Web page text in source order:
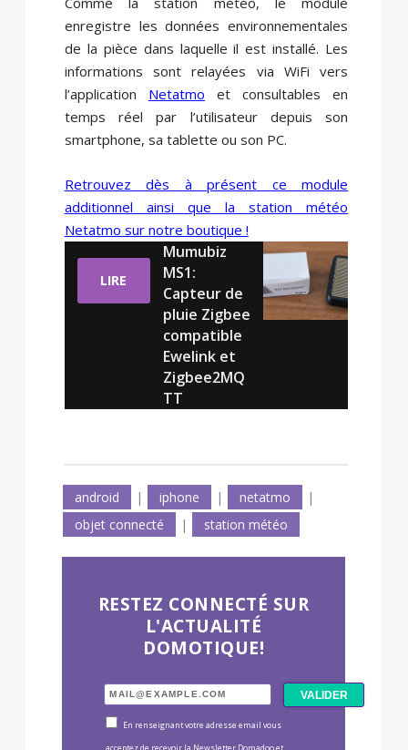
enregistre les données environnementales
de la pièce dans laquelle il est installé. Les
informations sont relayées via WiFi vers
l’application Netatmo et consultables en
temps réel par l’utilisateur depuis son
smartphone, sa tablette ou son PC.
Retrouvez dès à présent ce module
additionnel ainsi que la station météo
Netatmo sur notre boutique !
LIRE
Mumubiz
MS1:
Capteur de
pluie Zigbee
compatible
Ewelink et
Zigbee2MQ
TT
android | iphone | netatmo
|
objet connecté
| station météo
RESTEZ CONNECTÉ SUR
L'ACTUALITÉ
DOMOTIQUE!
En renseignant votre adresse email vous